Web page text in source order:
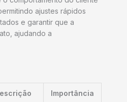
ajustes rápidos
e garantir que a
ajudando a
Importância